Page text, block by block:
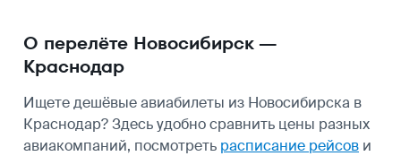
О перелёте Новосибирск —
Краснодар
Ищете дешёвые авиабилеты из Новосибирска в
Краснодар? Здесь удобно сравнить цены разных
авиакомпаний, посмотреть расписание рейсов и